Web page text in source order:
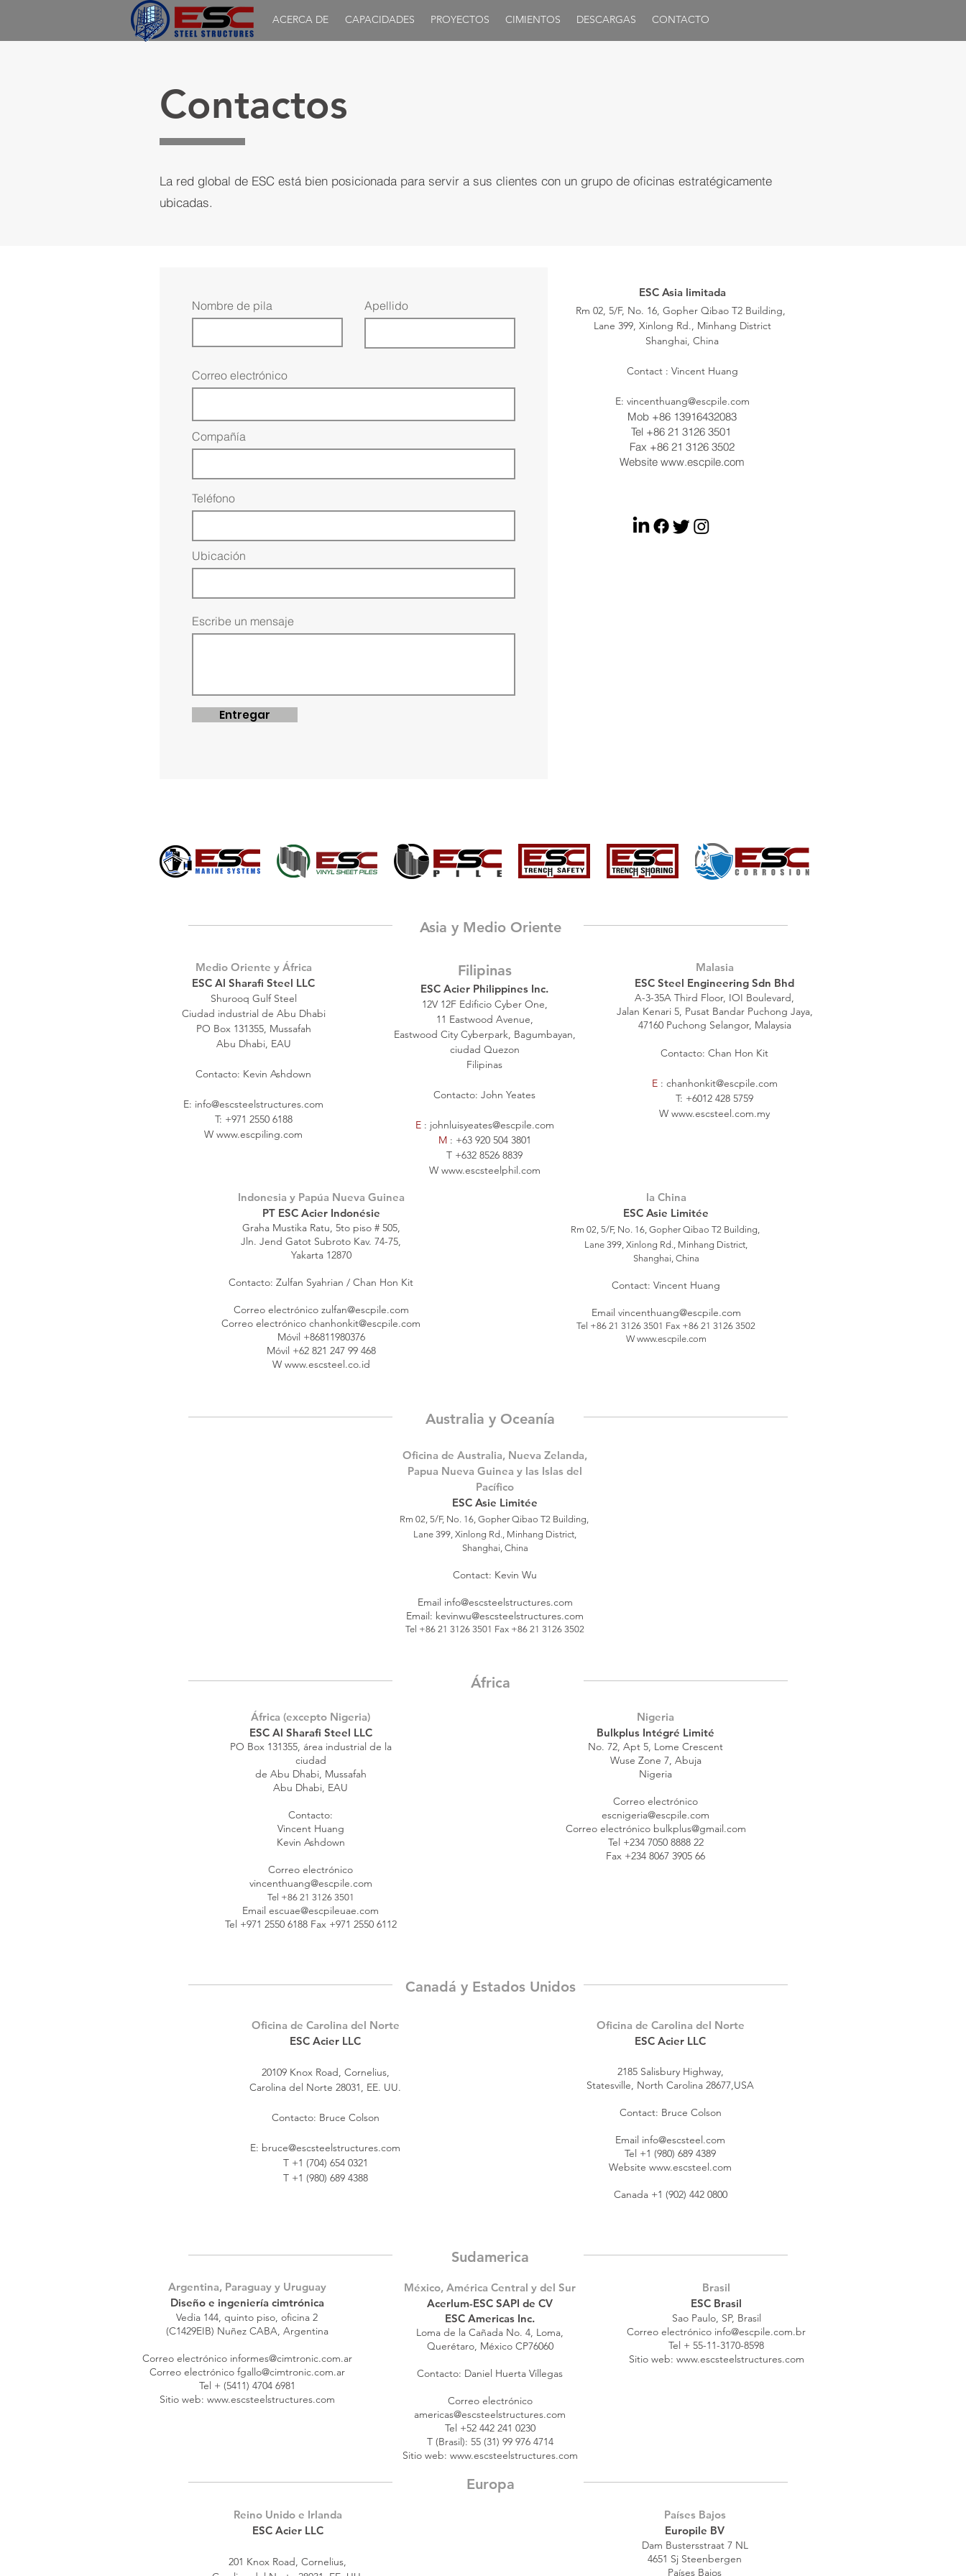
ACERCA DE CAPACIDADES PROYECTOS CIMIENTOS DESCARGAS CONTACTO
Contactos
La red global de ESC está bien posicionada para servir a sus clientes con un grupo de oficinas estratégicamente
ubicadas.
Nombre de pila Apellido
Correo electrónico
Compañía
Teléfono
Ubicación
Escribe un mensaje
Entregar
ESC Asia limitada
Rm 02, 5/F, No. 16, Gopher Qibao T2 Building,
Lane 399, Xinlong Rd., Minhang District
Shanghai, China
Contact : Vincent Huang
E: vincenthuang@escpile.com
Mob +86 13916432083
Tel +86 21 3126 3501
Fax +86 21 3126 3502
Website www.escpile.com
Asia y Medio Oriente
Medio Oriente y África
ESC Al Sharafi Steel LLC
Shurooq Gulf Steel
Ciudad industrial de Abu Dhabi
PO Box 131355, Mussafah
Abu Dhabi, EAU
Contacto: Kevin Ashdown
E: info@escsteelstructures.com
T: +971 2550 6188
W www.escpiling.com
Filipinas
ESC Acier Philippines Inc.
12V 12F Edificio Cyber ​​One,
11 Eastwood Avenue,
Eastwood City Cyberpark, Bagumbayan,
ciudad Quezon
Filipinas
Contacto: John Yeates
E: johnluisyeates@escpile.com
M: +63 920 504 3801
T +632 8526 8839
W www.escsteelphil.com
Malasia
ESC Steel Engineering Sdn Bhd
A-3-35A Third Floor, IOI Boulevard,
Jalan Kenari 5, Pusat Bandar Puchong Jaya,
47160 Puchong Selangor, Malaysia
Contacto: Chan Hon Kit
E: chanhonkit@escpile.com
T: +6012 428 5759
W www.escsteel.com.my
Indonesia y Papúa Nueva Guinea
PT ESC Acier Indonésie
Graha Mustika Ratu, 5to piso # 505,
Jln. Jend Gatot Subroto Kav. 74-75,
Yakarta 12870
Contacto: Zulfan Syahrian / Chan Hon Kit
Correo electrónico zulfan@escpile.com
Correo electrónico chanhonkit@escpile.com
Móvil +86811980376
Móvil +62 821 247 99 468
W www.escsteel.co.id
la China
ESC Asie Limitée
Rm 02, 5/F, No. 16, Gopher Qibao T2 Building,
Lane 399, Xinlong Rd., Minhang District,
Shanghai, China
Contact: Vincent Huang
Email vincenthuang@escpile.com
Tel +86 21 3126 3501 Fax +86 21 3126 3502
W www.escpile.com
Australia y Oceanía
Oficina de Australia, Nueva Zelanda,
Papua Nueva Guinea y las Islas del
Pacífico
ESC Asie Limitée
Rm 02, 5/F, No. 16, Gopher Qibao T2 Building,
Lane 399, Xinlong Rd., Minhang District,
Shanghai, China
Contact: Kevin Wu
Email info@escsteelstructures.com
Email: kevinwu@escsteelstructures.com
Tel +86 21 3126 3501 Fax +86 21 3126 3502
África
África (excepto Nigeria)
ESC Al Sharafi Steel LLC
PO Box 131355, área industrial de la
ciudad
de Abu Dhabi, Mussafah
Abu Dhabi, EAU
Contacto:
Vincent Huang
Kevin Ashdown
Correo electrónico
vincenthuang@escpile.com
Tel +86 21 3126 3501
Email escuae@escpileuae.com
Tel +971 2550 6188 Fax +971 2550 6112
Nigeria
Bulkplus Intégré Limité
No. 72, Apt 5, Lome Crescent
Wuse Zone 7, Abuja
Nigeria
Correo electrónico
escnigeria@escpile.com
Correo electrónico bulkplus@gmail.com
Tel +234 7050 8888 22
Fax +234 8067 3905 66
Canadá y Estados Unidos
Oficina de Carolina del Norte
ESC Acier LLC
20109 Knox Road, Cornelius,
Carolina del Norte 28031, EE. UU.
Contacto: Bruce Colson
E: bruce@escsteelstructures.com
T +1 (704) 654 0321
T +1 (980) 689 4388
Oficina de Carolina del Norte
ESC Acier LLC
2185 Salisbury Highway,
Statesville, North Carolina 28677,USA
Contact: Bruce Colson
Email info@escsteel.com
Tel +1 (980) 689 4389
Website www.escsteel.com
Canada +1 (902) 442 0800
Sudamerica
Argentina, Paraguay y Uruguay
Diseño e ingeniería cimtrónica
Vedia 144, quinto piso, oficina 2
(C1429EIB) Nuñez CABA, Argentina
Correo electrónico informes@cimtronic.com.ar
Correo electrónico fgallo@cimtronic.com.ar
Tel + (5411) 4704 6981
Sitio web: www.escsteelstructures.com
México, América Central y del Sur
Acerlum-ESC SAPI de CV
ESC Americas Inc.
Loma de la Cañada No. 4, Loma,
Querétaro, México CP76060
Contacto: Daniel Huerta Villegas
Correo electrónico
americas@escsteelstructures.com
Tel +52 442 241 0230
T (Brasil): 55 (31) 99 976 4714
Sitio web: www.escsteelstructures.com
Brasil
ESC Brasil
Sao Paulo, SP, Brasil
Correo electrónico info@escpile.com.br
Tel + 55-11-3170-8598
Sitio web: www.escsteelstructures.com
Europa
Reino Unido e Irlanda
ESC Acier LLC
201 Knox Road, Cornelius,
Países Bajos
Europile BV
Dam Bustersstraat 7 NL
4651 Sj Steenbergen
Países Bajos